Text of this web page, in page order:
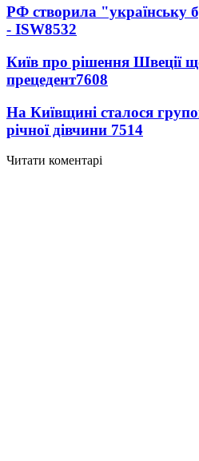
РФ створила "українську
- ISW8532
Київ про рішення Швеції
прецедент7608
На Київщині сталося
річної дівчини 7514
Читати коментарі